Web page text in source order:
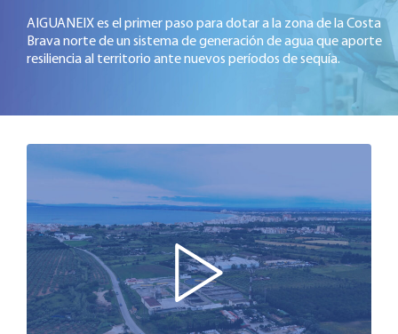
AIGUANEIX es el primer paso para dotar a la zona de la Costa
Brava norte de un sistema de generación de agua que aporte
resiliencia al territorio ante nuevos períodos de sequía.